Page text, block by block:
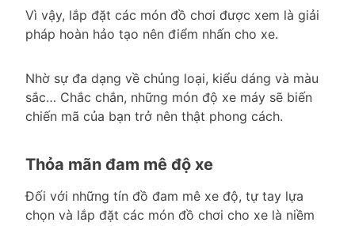
Vì vậy, lắp đặt các món đồ chơi được xem là giải
pháp hoàn hảo tạo nên điểm nhấn cho xe.
Nhờ sự đa dạng về chủng loại, kiểu dáng và màu
sắc… Chắc chắn, những món độ xe máy sẽ biến
chiến mã của bạn trở nên thật phong cách.
Thỏa mãn đam mê độ xe
Đối với những tín đồ đam mê xe độ, tự tay lựa
chọn và lắp đặt các món đồ chơi cho xe là niềm